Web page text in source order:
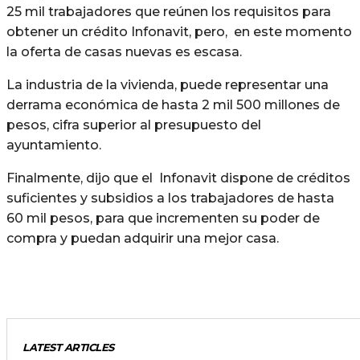
25 mil trabajadores que reúnen los requisitos para
obtener un crédito Infonavit, pero, en este momento
la oferta de casas nuevas es escasa.
La industria de la vivienda, puede representar una
derrama económica de hasta 2 mil 500 millones de
pesos, cifra superior al presupuesto del
ayuntamiento.
Finalmente, dijo que el Infonavit dispone de créditos
suficientes y subsidios a los trabajadores de hasta
60 mil pesos, para que incrementen su poder de
compra y puedan adquirir una mejor casa.
LATEST ARTICLES